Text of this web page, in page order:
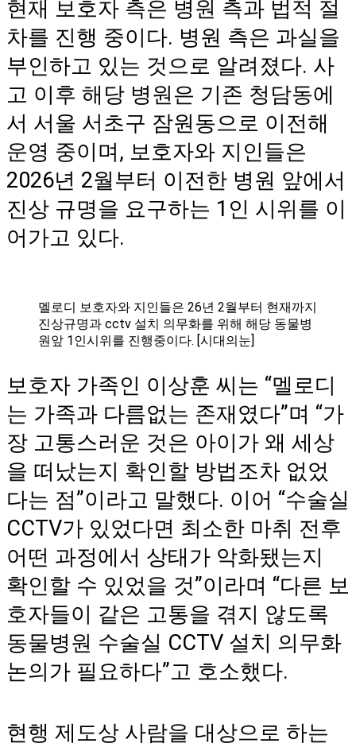
현재 보호자 측은 병원 측과 법적 절
차를 진행 중이다. 병원 측은 과실을
부인하고 있는 것으로 알려졌다. 사
고 이후 해당 병원은 기존 청담동에
서 서울 서초구 잠원동으로 이전해
운영 중이며, 보호자와 지인들은
2026년 2월부터 이전한 병원 앞에서
진상 규명을 요구하는 1인 시위를 이
어가고 있다.
멜로디 보호자와 지인들은 26년 2월부터 현재까지
진상규명과 cctv 설치 의무화를 위해 해당 동물병
원앞 1인시위를 진행중이다. [시대의눈]
보호자 가족인 이상훈 씨는 “멜로디
는 가족과 다름없는 존재였다”며 “가
장 고통스러운 것은 아이가 왜 세상
을 떠났는지 확인할 방법조차 없었
다는 점”이라고 말했다. 이어 “수술실
CCTV가 있었다면 최소한 마취 전후
어떤 과정에서 상태가 악화됐는지
확인할 수 있었을 것”이라며 “다른 보
호자들이 같은 고통을 겪지 않도록
동물병원 수술실 CCTV 설치 의무화
논의가 필요하다”고 호소했다.
현행 제도상 사람을 대상으로 하는